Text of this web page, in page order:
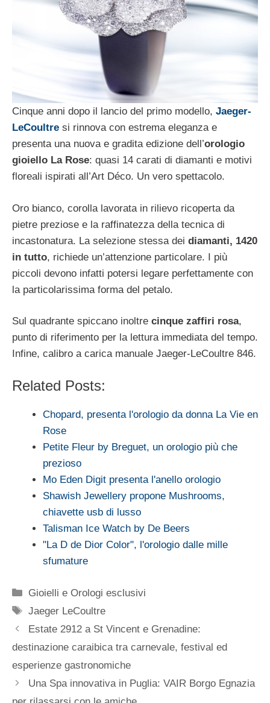
Cinque anni dopo il lancio del primo modello, Jaeger-
LeCoultre si rinnova con estrema eleganza e
presenta una nuova e gradita edizione dell’orologio
gioiello La Rose: quasi 14 carati di diamanti e motivi
floreali ispirati all’Art Déco. Un vero spettacolo.
Oro bianco, corolla lavorata in rilievo ricoperta da
pietre preziose e la raffinatezza della tecnica di
incastonatura. La selezione stessa dei diamanti, 1420
in tutto, richiede un’attenzione particolare. I più
piccoli devono infatti potersi legare perfettamente con
la particolarissima forma del petalo.
Sul quadrante spiccano inoltre cinque zaffiri rosa,
punto di riferimento per la lettura immediata del tempo.
Infine, calibro a carica manuale Jaeger-LeCoultre 846.
Related Posts:
Chopard, presenta l'orologio da donna La Vie en
Rose
Petite Fleur by Breguet, un orologio più che
prezioso
Mo Eden Digit presenta l'anello orologio
Shawish Jewellery propone Mushrooms,
chiavette usb di lusso
Talisman Ice Watch by De Beers
"La D de Dior Color", l'orologio dalle mille
sfumature
Categorie
Gioielli e Orologi esclusivi
Tag
Jaeger LeCoultre
Estate 2912 a St Vincent e Grenadine:
destinazione caraibica tra carnevale, festival ed
esperienze gastronomiche
Una Spa innovativa in Puglia: VAIR Borgo Egnazia